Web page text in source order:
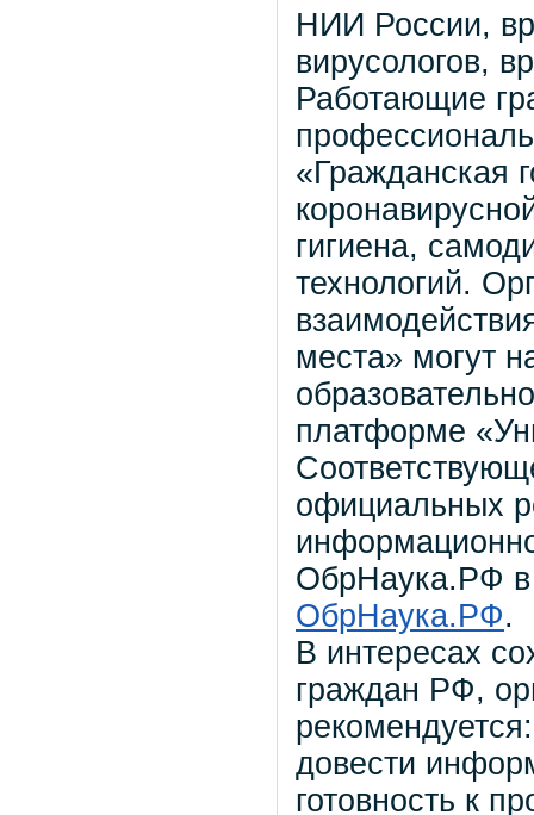
НИИ России,
вирусологов,
Работающие
«Гражданская
гигиена,
технологий.
места» могут
платформе
официальных
ОбрНаука.РФ в
ОбрНаука.РФ.
В интересах
граждан РФ,
рекомендуется:
довести
готовность к